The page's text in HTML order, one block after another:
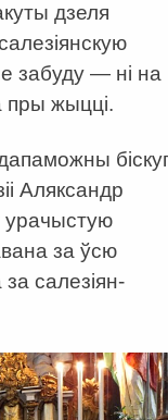
дзеля
забуду — ні на
пры жыцці.
Аляксандр
урачыстую
за ўсю
салезіян-